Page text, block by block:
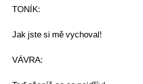
TONÍK:
Jak jste si mě vychoval!
VÁVRA: